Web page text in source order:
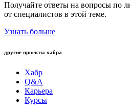
Получайте ответы на вопросы по
от специалистов в этой теме.
Узнать больше
другие проекты хабра
Хабр
Q&A
Карьера
Курсы